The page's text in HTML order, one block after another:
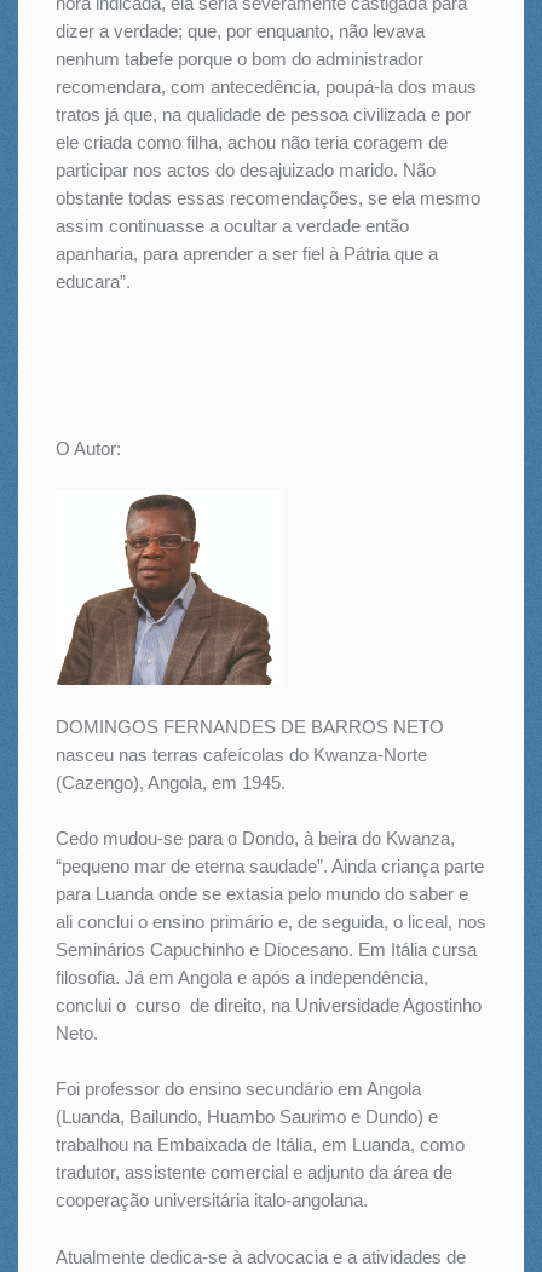
dizer a verdade; que, por enquanto, não levava
nenhum tabefe porque o bom do administrador
recomendara, com antecedência, poupá-la dos maus
tratos já que, na qualidade de pessoa civilizada e por
ele criada como filha, achou não teria coragem de
participar nos actos do desajuizado marido. Não
obstante todas essas recomendações, se ela mesmo
assim continuasse a ocultar a verdade então
apanharia, para aprender a ser fiel à Pátria que a
educara”.
O Autor:
DOMINGOS FERNANDES DE BARROS NETO
nasceu nas terras cafeícolas do Kwanza-Norte
(Cazengo), Angola, em 1945.
Cedo mudou-se para o Dondo, à beira do Kwanza,
“pequeno mar de eterna saudade”. Ainda criança parte
para Luanda onde se extasia pelo mundo do saber e
ali conclui o ensino primário e, de seguida, o liceal, nos
Seminários Capuchinho e Diocesano. Em Itália cursa
filosofia. Já em Angola e após a independência,
conclui o curso de direito, na Universidade Agostinho
Neto.
Foi professor do ensino secundário em Angola
(Luanda, Bailundo, Huambo Saurimo e Dundo) e
trabalhou na Embaixada de Itália, em Luanda, como
tradutor, assistente comercial e adjunto da área de
cooperação universitária italo-angolana.
Atualmente dedica-se à advocacia e a atividades de